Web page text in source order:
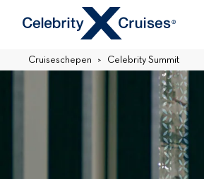
Cruiseschepen Celebrity Summit